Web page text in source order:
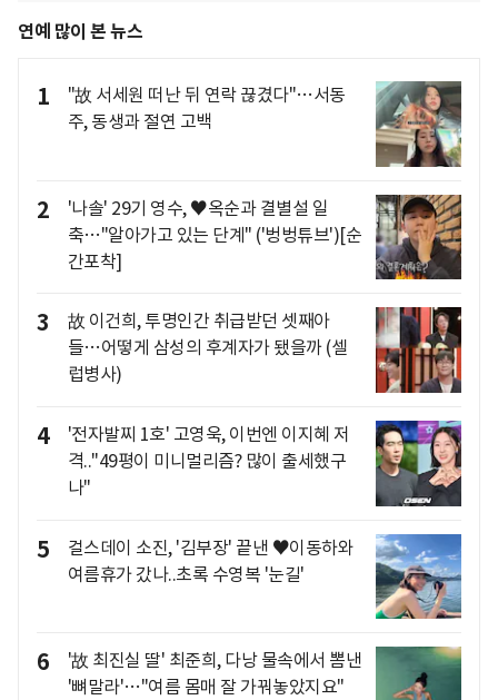
연예 많이 본 뉴스
1
"故 서세원 떠난 뒤 연락 끊겼다"…서동
주, 동생과 절연 고백
2
'나솔' 29기 영수, ♥옥순과 결별설 일
축…"알아가고 있는 단계" ('벙벙튜브')[순
간포착]
3
故 이건희, 투명인간 취급받던 셋째아
들…어떻게 삼성의 후계자가 됐을까 (셀
럽병사)
4
'전자발찌 1호' 고영욱, 이번엔 이지혜 저
격.."49평이 미니멀리즘? 많이 출세했구
나"
5
걸스데이 소진, '김부장' 끝낸 ♥이동하와
여름휴가 갔나..초록 수영복 '눈길'
6
'故 최진실 딸' 최준희, 다낭 물속에서 뽐낸
'뼈말라'…"여름 몸매 잘 가꿔놓았지요"